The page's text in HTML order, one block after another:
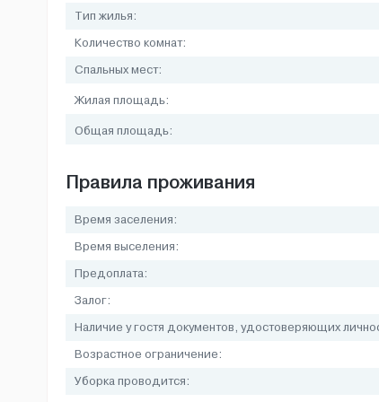
Тип жилья:
Количество комнат:
Спальных мест:
Жилая площадь:
Общая площадь:
Правила проживания
Время заселения:
Время выселения:
Предоплата:
Залог:
Наличие у гостя документов, удостоверяющих
Возрастное ограничение:
Уборка проводится: